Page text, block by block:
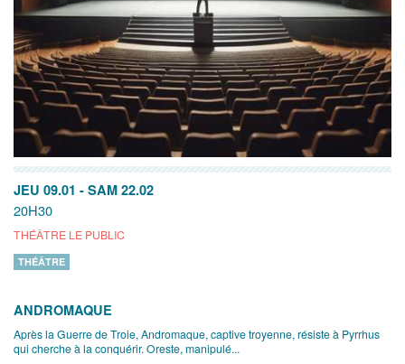
JEU 09.01 - SAM 22.02
20H30
THÉÂTRE LE PUBLIC
THÉÂTRE
ANDROMAQUE
Après la Guerre de Troie, Andromaque, captive troyenne, résiste à Pyrrhus
qui cherche à la conquérir. Oreste, manipulé...